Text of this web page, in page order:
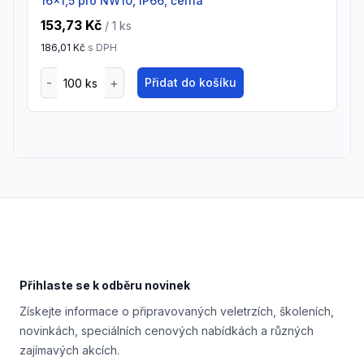
153,73 Kč / 1 ks
186,01 Kč s DPH
Přidat do košíku
Přihlaste se k odběru novinek
Získejte informace o připravovaných veletrzích, školeních,
novinkách, speciálních cenových nabídkách a různých
zajímavých akcích.